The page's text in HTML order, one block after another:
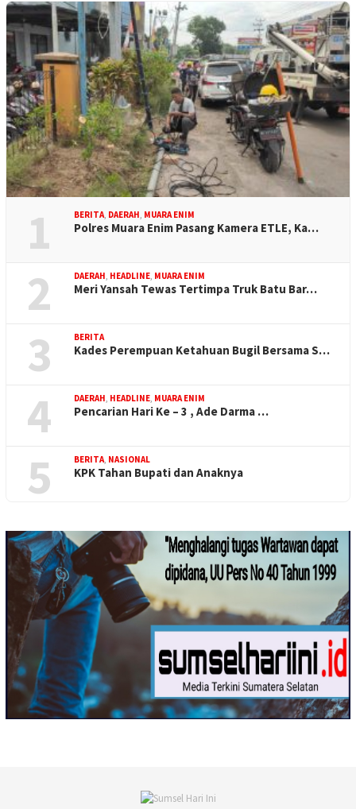
1 BERITA DAERAH MUARA ENIM
Polres Muara Enim Pasang Kamera ETLE, Ka…
2 DAERAH HEADLINE MUARA ENIM
Meri Yansah Tewas Tertimpa Truk Batu Bar…
3 BERITA
Kades Perempuan Ketahuan Bugil Bersama S…
4 DAERAH HEADLINE MUARA ENIM
Pencarian Hari Ke – 3 , Ade Darma …
5 BERITA NASIONAL
KPK Tahan Bupati dan Anaknya